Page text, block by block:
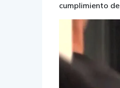
cumplimiento